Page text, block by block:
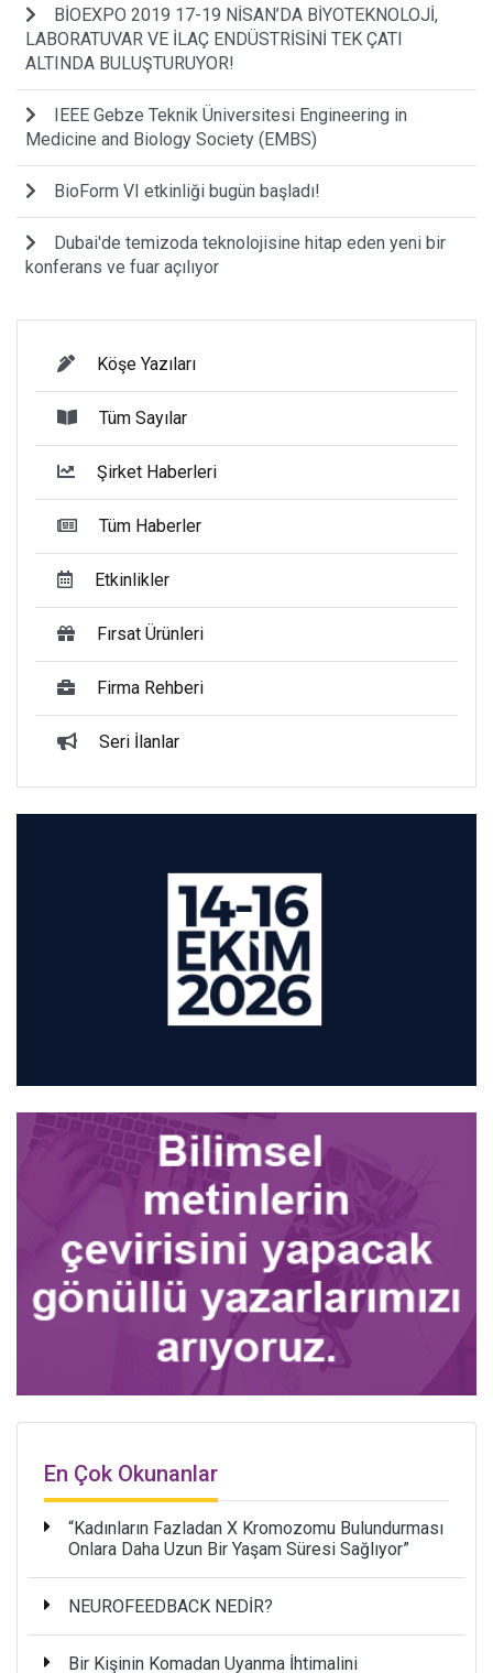
BİOEXPO 2019 17-19 NİSAN’DA BİYOTEKNOLOJİ,
LABORATUVAR VE İLAÇ ENDÜSTRİSİNİ TEK ÇATI
ALTINDA BULUŞTURUYOR!
IEEE Gebze Teknik Üniversitesi Engineering in
Medicine and Biology Society (EMBS)
BioForm VI etkinliği bugün başladı!
Dubai'de temizoda teknolojisine hitap eden yeni bir
konferans ve fuar açılıyor
Köşe Yazıları
Tüm Sayılar
Şirket Haberleri
Tüm Haberler
Etkinlikler
Fırsat Ürünleri
Firma Rehberi
Seri İlanlar
En Çok Okunanlar
“Kadınların Fazladan X Kromozomu Bulundurması
Onlara Daha Uzun Bir Yaşam Süresi Sağlıyor”
NEUROFEEDBACK NEDİR?
Bir Kişinin Komadan Uyanma İhtimalini